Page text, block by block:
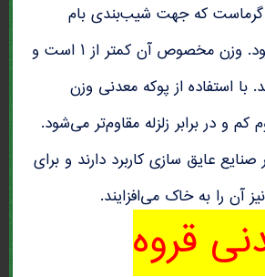
گرماست که جهت شیب‌بندی بام
ساختمان به کار می‌رود. وزن مخصوص آن کمتر از ۱ است و
با استفاده از پوکه معدنی وزن
و در برابر زلزله مقاوم‌تر می‌شود.
عایق سازی کاربرد دارند و برای
آن را به خاک می‌افزایند.
قروه